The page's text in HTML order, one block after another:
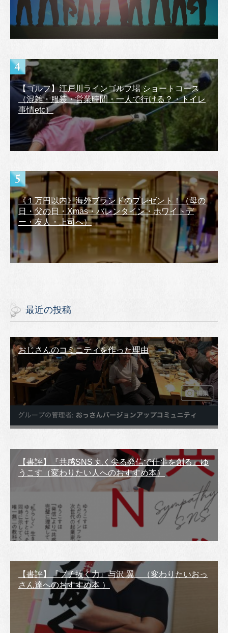
【ゴルフ】江戸川ラインゴルフ場 ショートコース
（混雑・服装・営業時間・一人で行ける？・トイレ
事情etc）
《１万円以内》海外ブランドのプレゼント！（母の
日・父の日・Xmas・バレンタイン・ホワイトデ
ー・友人・上司へ）
最近の投稿
おじさんのコミニティを作った理由
【書評】『共感SNS 丸く尖る発信で仕事を創る』ゆ
うこす（変わりたい人へのおすすめ本）
【書評】『ブチ抜く力』与沢 翼 （変わりたいおっ
さん達へのおすすめ本 ）